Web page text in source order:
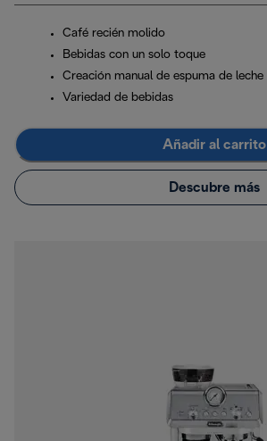
Café recién molido
Bebidas con un solo toque
Creación manual de espuma de leche
Variedad de bebidas
Añadir al carrito
Descubre más